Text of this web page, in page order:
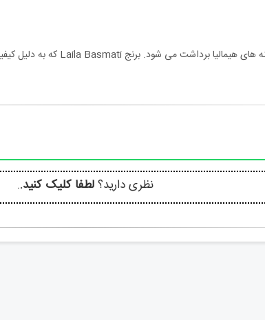
نظری دارید؟لطفا کلیک کنید..